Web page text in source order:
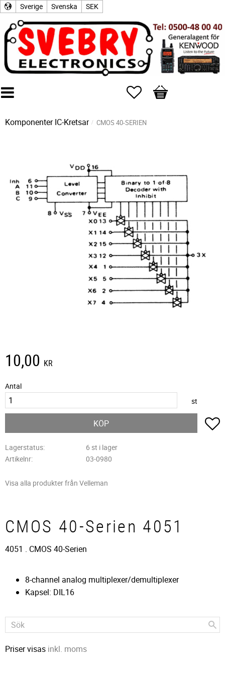
Sverige Svenska SEK
Favoriter
Kundvagn
Komponenter IC-Kretsar CMOS 40-SERIEN
10,00 KR
Antal
st
KÖP
Lagerstatus
6 st i lager
Artikelnr
03-0980
Visa alla produkter från Velleman
CMOS 40-Serien 4051
4051 . CMOS 40-Serien
8-channel analog multiplexer/demultiplexer
Kapsel: DIL16
Priser visas inkl. moms